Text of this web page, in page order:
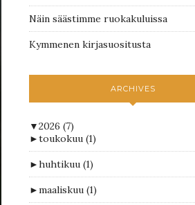
Näin säästimme ruokakuluissa
Kymmenen kirjasuositusta
ARCHIVES
▼2026 (7)
►toukokuu (1)
►huhtikuu (1)
►maaliskuu (1)